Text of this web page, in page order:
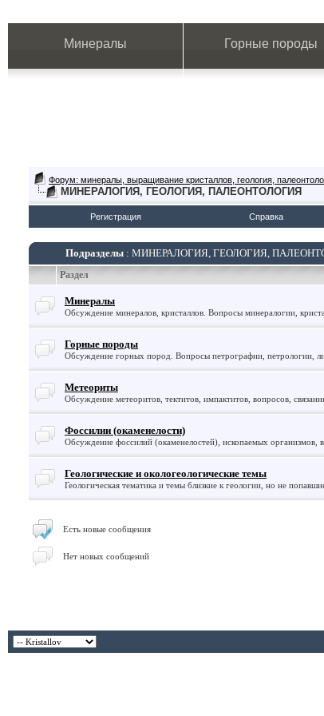
Минералы Горные породы
Форум: минералы, выращивание кристаллов, геология,
МИНЕРАЛОГИЯ, ГЕОЛОГИЯ, ПАЛЕОНТОЛОГИЯ
Регистрация Справка
Подразделы : МИНЕРАЛОГИЯ, ГЕОЛОГИЯ,
Раздел
Минералы
Обсуждение минералов, кристаллов. Вопросы минералогии,
Горные породы
Обсуждение горных пород. Вопросы петрографии, петрологии,
Метеориты
Обсуждение метеоритов, тектитов, импактитов, вопросов,
Фоссилии (окаменелости)
Обсуждение фоссилий (окаменелостей), ископаемых организмов,
Геологические и окологеологические темы
Геологическая тематика и темы близкие к геологии, но не
Есть новые сообщения
Нет новых сообщений